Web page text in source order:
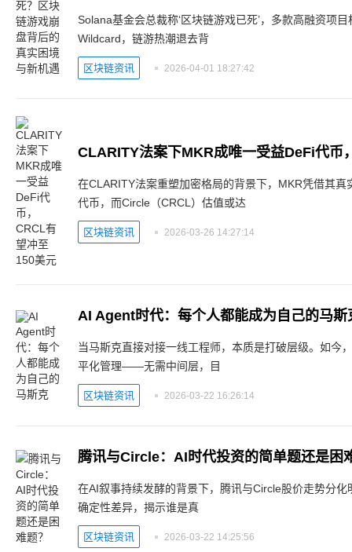
Solana基金会总裁称‘区块链游戏已死’，多款高融资项
Wildcard，链游热潮退去背
区块链资讯 2026-04-01 18:27:42
CLARITY法案下MKR成唯一受益DeFi代币
在CLARITY法案重塑加密格局的背景下，MKR凭借其
代币，而Circle（CRCL）估值或达
区块链资讯 2026-03-26 14:27:14
AI Agent时代：每个人都能成为自己的马斯
当马斯克直接对接一线工程师，本质是打破层级。如今
平化管理——无需中间层，目
区块链资讯 2026-03-22 16:26:14
腾讯与Circle：AI时代投资的简单题还是困
在AI叙事持续发酵的背景下，腾讯与Circle股价走势分
确定性差异，揭示谁是真
区块链资讯 2026-03-22 14:25:56